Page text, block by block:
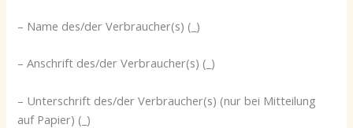
– Name des/der Verbraucher(s) (_)
– Anschrift des/der Verbraucher(s) (_)
– Unterschrift des/der Verbraucher(s) (nur bei Mitteilung
auf Papier) (_)